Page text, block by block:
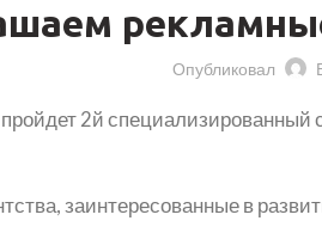
Опубликовал
2й
заинтересованные в